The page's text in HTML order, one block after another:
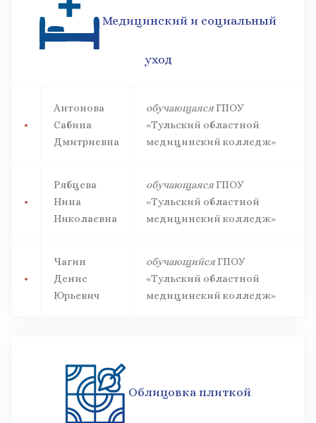
Медицинский и социальный
уход
Антонова
Сабина
Дмитриевна
обучающаясяГПОУ
«Тульский областной
медицинский колледж»
Рябцева
Нина
Николаевна
обучающаясяГПОУ
«Тульский областной
медицинский колледж»
Чагин
Денис
Юрьевич
обучающийсяГПОУ
«Тульский областной
медицинский колледж»
Облицовка плиткой